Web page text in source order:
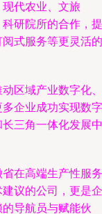
代农业、文旅
研院所的合作，提
式服务等更灵活的
区域产业数字化、
企业成功实现数字
三角一体化发展中
在高端生产性服务
议的公司，更是企
导航员与赋能伙